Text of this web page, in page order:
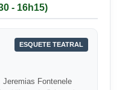
- 16h15)
ESQUETE TEATRAL
Jeremias Fontenele